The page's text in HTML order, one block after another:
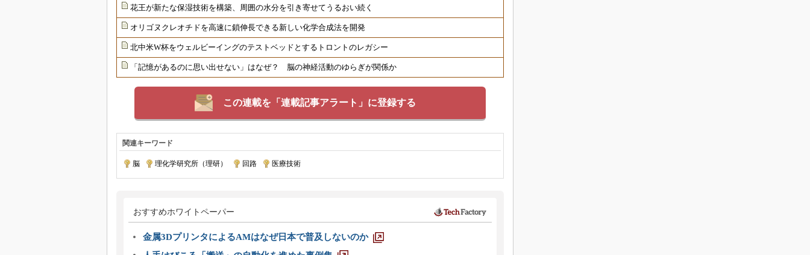
花王が新たな保湿技術を構築、周囲の水分を引き寄せてうるおい続く
オリゴヌクレオチドを高速に鎖伸長できる新しい化学合成法を開発
北中米W杯をウェルビーイングのテストベッドとするトロントのレガシー
「記憶があるのに思い出せない」はなぜ？ 脳の神経活動のゆらぎが関係か
この連載を「連載記事アラート」に登録する
関連キーワード
脳 理化学研究所（理研） 回路 医療技術
おすすめホワイトペーパー
金属3DプリンタによるAMはなぜ日本で普及しないのか